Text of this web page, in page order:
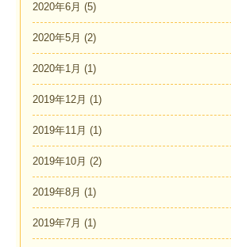
2020年6月 (5)
2020年5月 (2)
2020年1月 (1)
2019年12月 (1)
2019年11月 (1)
2019年10月 (2)
2019年8月 (1)
2019年7月 (1)